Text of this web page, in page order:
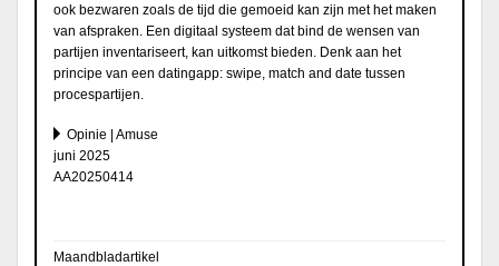
ook bezwaren zoals de tijd die gemoeid kan zijn met het maken
van afspraken. Een digitaal systeem dat bind de wensen van
partijen inventariseert, kan uitkomst bieden. Denk aan het
principe van een datingapp: swipe, match and date tussen
procespartijen.
Opinie | Amuse
juni 2025
AA20250414
Maandbladartikel